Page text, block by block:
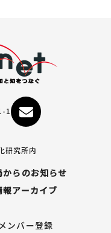
1
研究所内
からのお知らせ
報アーカイブ
ンバー登録